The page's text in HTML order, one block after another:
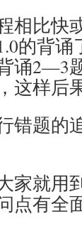
相比快
的背
诵2—3
这样后
错题的
家就用
点有全